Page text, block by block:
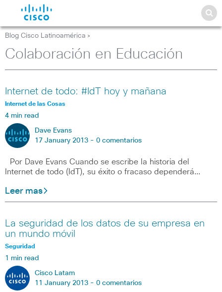
Blog Cisco Latinoamérica >
Colaboración en Educación
Internet de todo: #IdT hoy y mañana
Internet de las Cosas
4 min read
Dave Evans
17 January 2013 - 0 comentarios
Por Dave Evans Cuando se escribe la historia del
Internet de todo (IdT), su éxito o fracaso dependerá…
Leer mas
La seguridad de los datos de su empresa en
un mundo móvil
Seguridad
1 min read
Cisco Latam
11 January 2013 - 0 comentarios